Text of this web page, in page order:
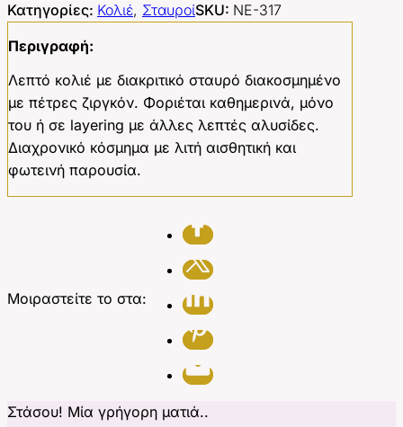
Κατηγορίες: Κολιέ, ΣταυροίSKU: NE-317
Περιγραφή:
Λεπτό κολιέ με διακριτικό σταυρό διακοσμημένο
με πέτρες ζιργκόν. Φοριέται καθημερινά, μόνο
του ή σε layering με άλλες λεπτές αλυσίδες.
Διαχρονικό κόσμημα με λιτή αισθητική και
φωτεινή παρουσία.
Μοιραστείτε το στα:
Στάσου! Μία γρήγορη ματιά..